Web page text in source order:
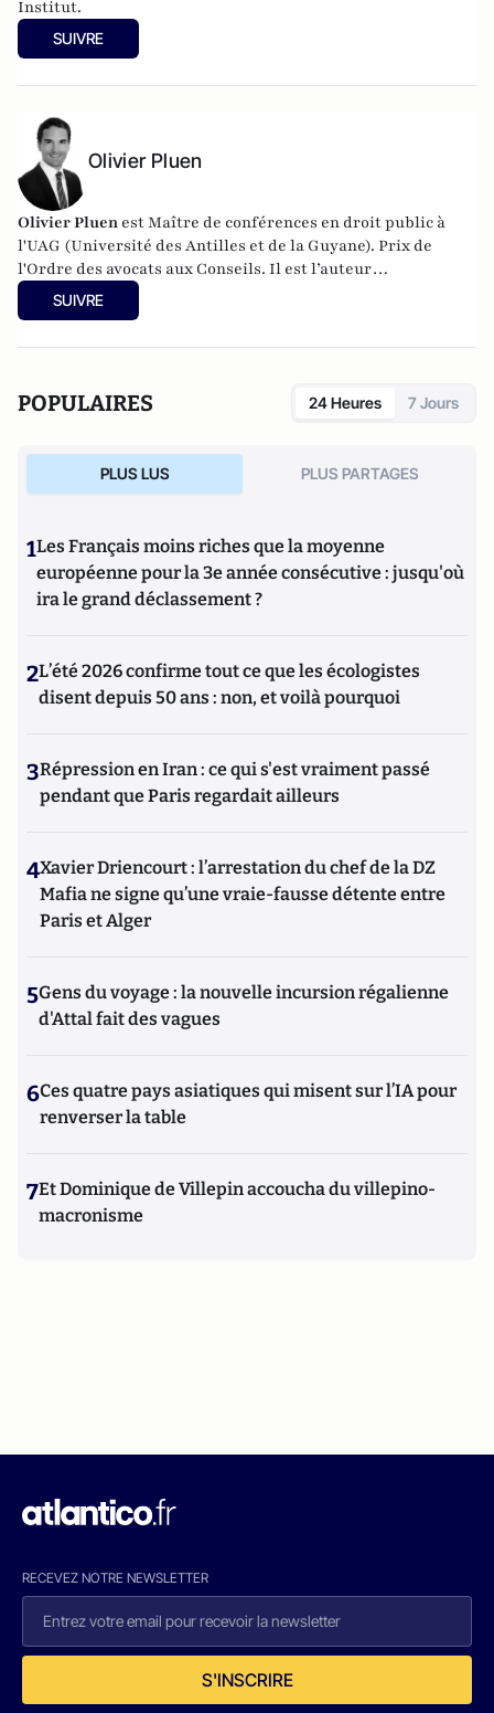
Institut.
SUIVRE
Olivier Pluen
OlivierPluen est Maître de conférences en droit public à
l'UAG (Université des Antilles et de la Guyane). Prix de
l'Ordre des avocats aux Conseils. Il est l’auteur
de
L’inamovibilité des magistrats : un modèle ?
SUIVRE
POPULAIRES 24 Heures 7 Jours
PLUS LUS PLUS PARTAGES
1Les Français moins riches que la moyenne
européenne pour la 3e année consécutive : jusqu'où
ira le grand déclassement ?
2L’été 2026 confirme tout ce que les écologistes
disent depuis 50 ans : non, et voilà pourquoi
3Répression en Iran : ce qui s'est vraiment passé
pendant que Paris regardait ailleurs
4Xavier Driencourt : l’arrestation du chef de la DZ
Mafia ne signe qu’une vraie-fausse détente entre
Paris et Alger
5Gens du voyage : la nouvelle incursion régalienne
d'Attal fait des vagues
6Ces quatre pays asiatiques qui misent sur l’IA pour
renverser la table
7Et Dominique de Villepin accoucha du villepino-
macronisme
RECEVEZ NOTRE NEWSLETTER
S'INSCRIRE